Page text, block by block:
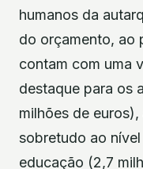
humanos da
do orçamento, ao
contam com uma
destaque para os
milhões de
sobretudo ao
educação (2,7